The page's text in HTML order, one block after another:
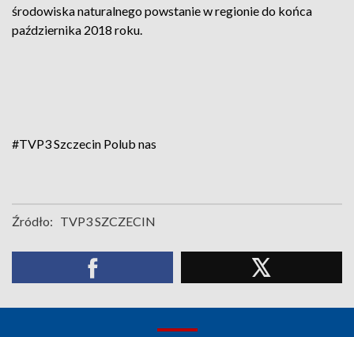
środowiska naturalnego powstanie w regionie do końca
października 2018 roku.
#TVP3 Szczecin Polub nas
Źródło: TVP3 SZCZECIN